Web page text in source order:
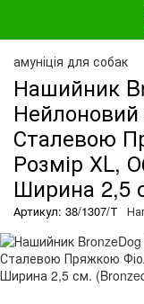
амуніція для собак
Нашийник
Нейлоновий
Сталевою
Розмір ХL,
Ширина 2,5
Артикул: 38/1307/Т